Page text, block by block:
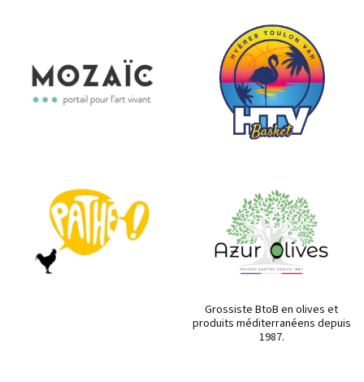
Grossiste BtoB en olives et
produits méditerranéens depuis
1987.